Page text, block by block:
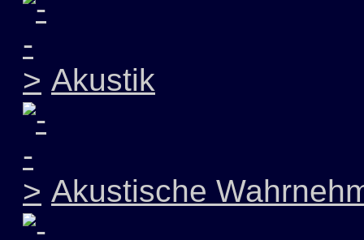
Akustik
Akustische